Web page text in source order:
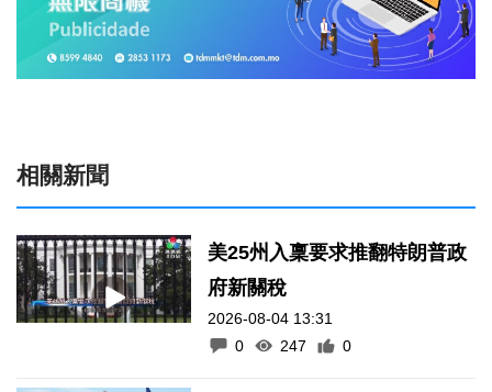
相關新聞
美25州入稟要求推翻特朗普政
府新關稅
2026-08-04 13:31
0
247 0